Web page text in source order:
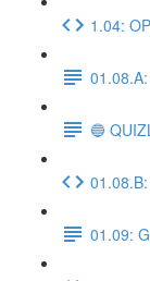
1.04:
🔵
01.09: